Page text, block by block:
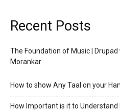
Recent Posts
The Foundation of Music | Drupad
Morankar
How to show Any Taal on your Hand
How Important is it to Understand